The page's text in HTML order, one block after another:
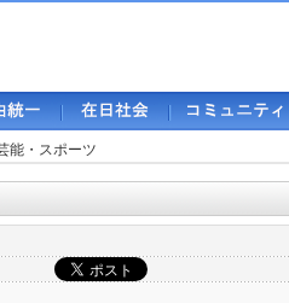
能・スポーツ